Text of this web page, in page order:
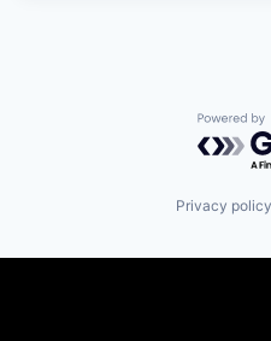
Privacy policy